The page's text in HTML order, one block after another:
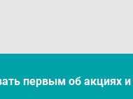
первым об акцияx